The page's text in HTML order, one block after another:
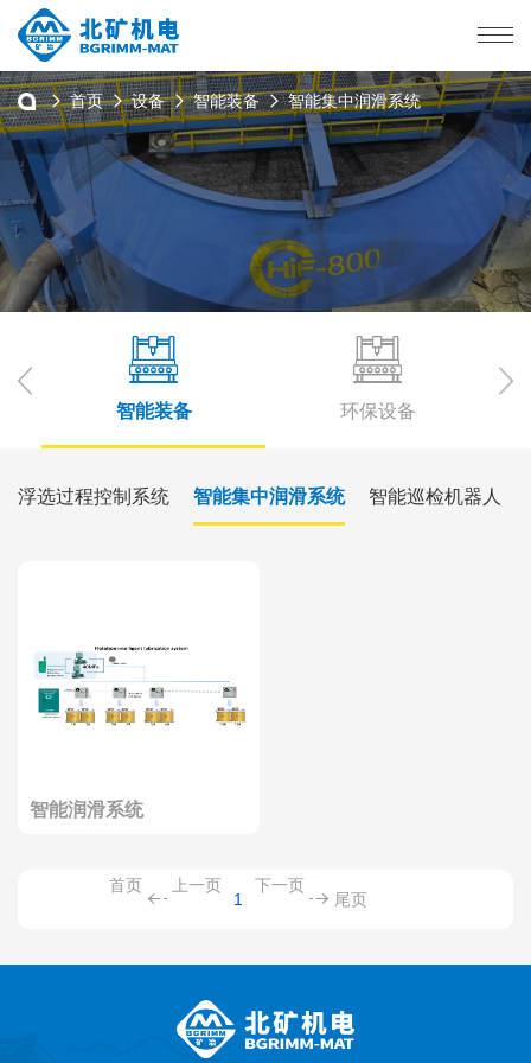
首页 设备 智能装备 智能集中润滑系统
智能装备 环保设备
浮选过程控制系统 智能集中润滑系统 智能巡检机器人
智能润滑系统
首页 上一页
1
下一页
尾页